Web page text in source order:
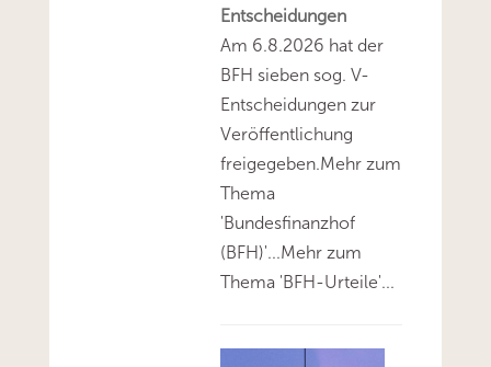
Entscheidungen
Am 6.8.2026 hat der
BFH sieben sog. V-
Entscheidungen zur
Veröffentlichung
freigegeben.Mehr zum
Thema
'Bundesfinanzhof
(BFH)'...Mehr zum
Thema 'BFH-Urteile'...